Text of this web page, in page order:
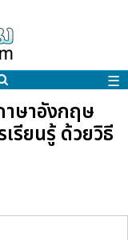
☰
ษาอังกฤษ
เรียนรู้ ด้วยวิธี